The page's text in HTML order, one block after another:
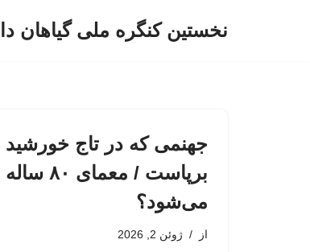
نخستین کنگره ملی گیاهان
جهنمی که در تاج خورشید
برپاست /
می‌شود؟
از ژوئن 2, 2026